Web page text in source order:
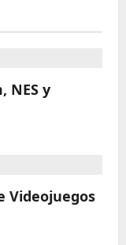
NES y
Videojuegos